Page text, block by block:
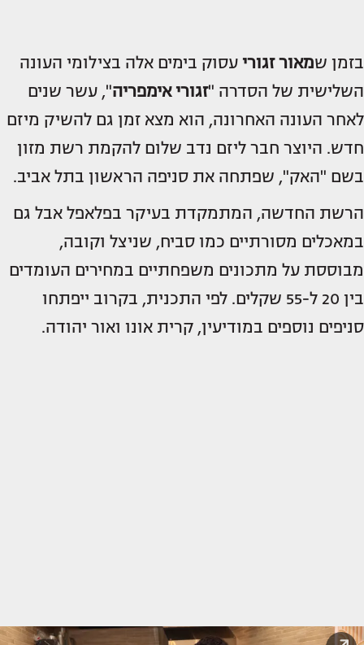
בזמן שמאור זגורי עסוק בימים אלה בצילומי העונה
השלישית של הסדרה "זגורי אימפריה", עשר שנים
לאחר העונה האחרונה, הוא מצא זמן גם להשיק מיזם
חדש. היוצר חבר ליזם נדב שלום להקמת רשת מזון
בשם "האק", שפתחה את סניפה הראשון בתל אביב.
הרשת החדשה, המתמקדת בעיקר בפלאפל אבל גם
במאכלים מסורתיים כמו סביח, שניצל וקובה,
מבוססת על מתכונים משפחתיים במחירים העומדים
בין 20 ל-55 שקלים. לפי התכנית, בקרוב ייפתחו
סניפים נוספים במודיעין, קרית אונו ואור יהודה.